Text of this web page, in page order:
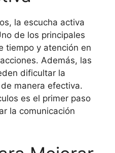
la escucha activa
de los principales
tiempo y atención en
Además, las
dificultar la
manera efectiva.
es el primer paso
la comunicación